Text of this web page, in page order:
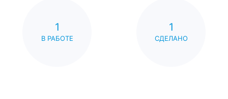
1
В РАБОТЕ
1
СДЕЛАНО